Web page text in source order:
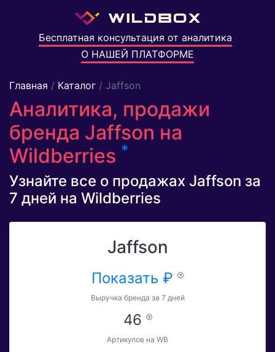
Бесплатная консультация от аналитика
О НАШЕЙ ПЛАТФОРМЕ
Главная / Каталог / Jaffson
Аналитика, продажи
бренда Jaffson на
Wildberries *
Узнайте все о продажах Jaffson за
7 дней на Wildberries
Jaffson
Показать ₽
Выручка бренда за 7 дней
46
Артикулов на WB